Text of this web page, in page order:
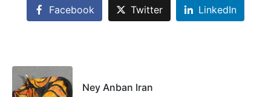
Facebook Twitter LinkedIn
Ney Anban Iran